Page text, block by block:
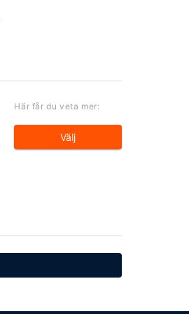
Här får du veta mer:
Välj